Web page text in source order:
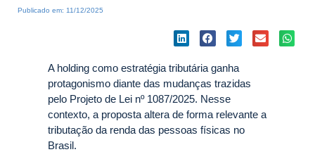
Publicado em: 11/12/2025
A holding como estratégia tributária ganha
protagonismo diante das mudanças trazidas
pelo Projeto de Lei nº 1087/2025. Nesse
contexto, a proposta altera de forma relevante a
tributação da renda das pessoas físicas no
Brasil.